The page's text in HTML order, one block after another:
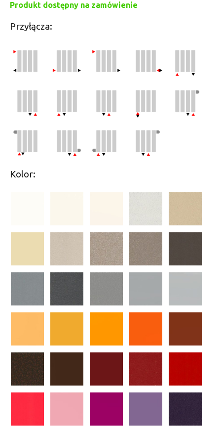
Produkt dostępny na zamówienie
Przyłącza:
Kolor: